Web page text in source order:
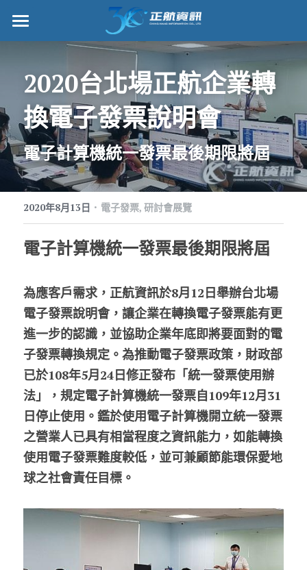
正航首頁
數位轉型
管理功能
標竿客戶
詢問/採購
客戶服務
正航願景
工作機會
股東專區
ESG永續經營
隱私權政策指南
聯絡正航
搜索
2020台北場正航企業轉
換電子發票說明會
電子計算機統一發票最後期限將屆
2020年8月13日 · 電子發票, 研討會展覽
電子計算機統一發票最後期限將屆
為應客戶需求，正航資訊於8月12日舉辦台北場
電子發票說明會，讓企業在轉換電子發票能有更
進一步的認識，並協助企業年底即將要面對的電
子發票轉換規定。為推動電子發票政策，財政部
已於108年5月24日修正發布「統一發票使用辦
法」，規定電子計算機統一發票自109年12月31
日停止使用。鑑於使用電子計算機開立統一發票
之營業人已具有相當程度之資訊能力，如能轉換
使用電子發票難度較低，並可兼顧節能環保愛地
球之社會責任目標。